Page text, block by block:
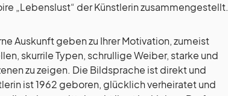
„Lebenslust“ der Künstlerin zusammengestellt.
Auskunft geben zu Ihrer Motivation, zumeist
skurrile Typen, schrullige Weiber, starke und
zu zeigen. Die Bildsprache ist direkt und
ist 1962 geboren, glücklich verheiratet und